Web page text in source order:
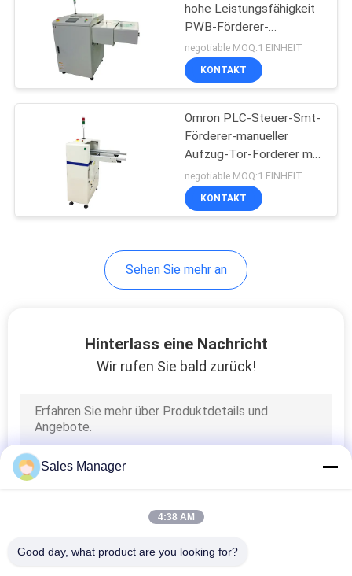
hohe Leistungsfähigkeit
PWB-Förderer-
teleskopischer Tor-
Förderer PWBs
negotiable MOQ:1 EINHEIT
KONTAKT
Omron PLC-Steuer-Smt-
Förderer-manueller
Aufzug-Tor-Förderer mit
vorderer örtlich
festgelegter Schiene
negotiable MOQ:1 EINHEIT
KONTAKT
Sehen Sie mehr an
Hinterlass eine Nachricht
Wir rufen Sie bald zurück!
Sales Manager
4:38 AM
Good day, what product are you looking for?